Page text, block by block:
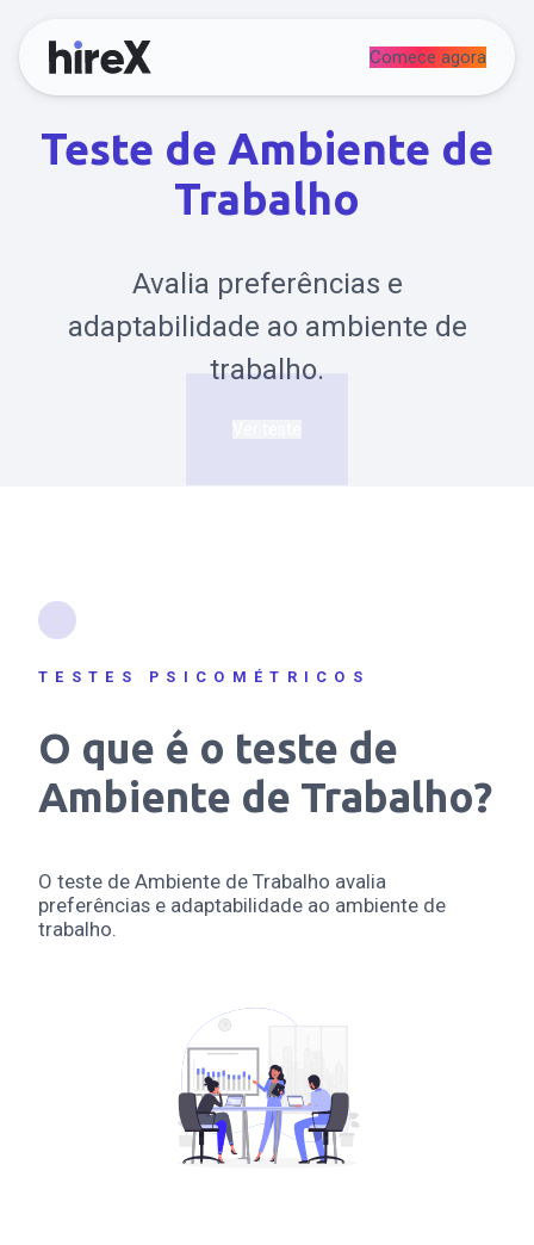
Comece agora
Teste de Ambiente de
Trabalho
Avalia preferências e
adaptabilidade ao ambiente de
trabalho.
TESTES PSICOMÉTRICOS
O que é o teste de
Ambiente de Trabalho?
O teste de Ambiente de Trabalho avalia
preferências e adaptabilidade ao ambiente de
trabalho.